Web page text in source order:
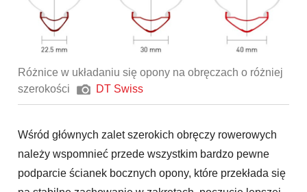
Różnice w układaniu się opony na obręczach o różniej
szerokości
DT Swiss
Wśród głównych zalet szerokich obręczy rowerowych
należy wspomnieć przede wszystkim bardzo pewne
podparcie ścianek bocznych opony, które przekłada się